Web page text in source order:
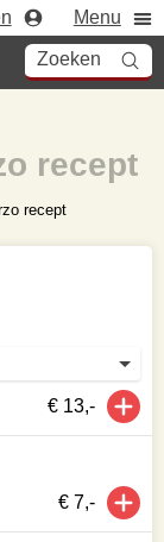
Menu
Zoeken
recept
recept
€ 13,-
€ 7,-